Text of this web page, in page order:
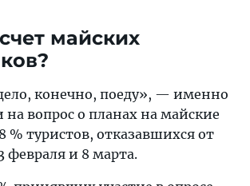
майских
конечно, поеду», — именно
на вопрос о планах на майские
% туристов, отказавшихся от
февраля и 8 марта.